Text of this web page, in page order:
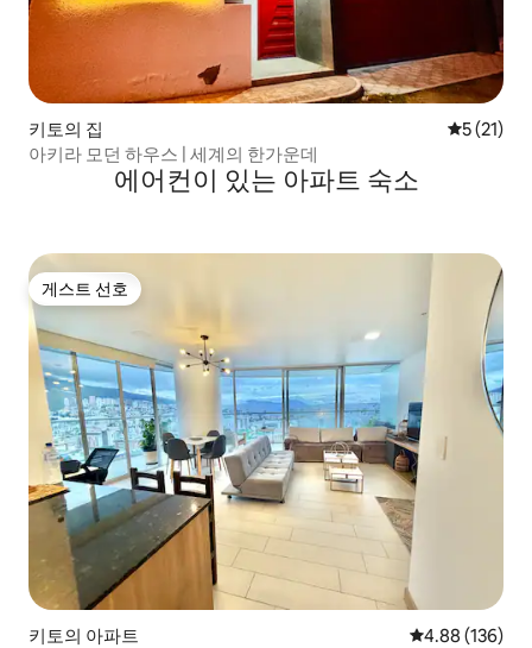
키토의 집 평점 5점
5 (21)
아키라 모던 하우스 | 세계의 한가운데
에어컨이 있는 아파트 숙소
게스트 선호
게스트 선호
키토의 아파트 평점 4.88점(5
4.88 (136)